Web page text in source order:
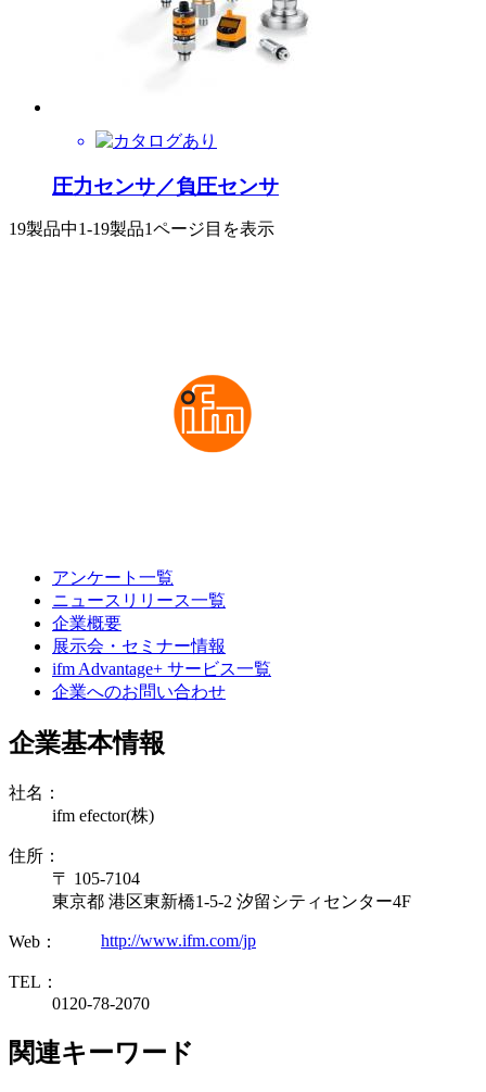
圧力センサ／負圧センサ
19製品中1-19製品1ページ目を表示
アンケート一覧
ニュースリリース一覧
企業概要
展示会・セミナー情報
ifm Advantage+ サービス一覧
企業へのお問い合わせ
企業基本情報
社名：
ifm efector(株)
住所：
〒 105-7104
東京都 港区東新橋1-5-2 汐留シティセンター4F
Web： http://www.ifm.com/jp
TEL：
0120-78-2070
関連キーワード